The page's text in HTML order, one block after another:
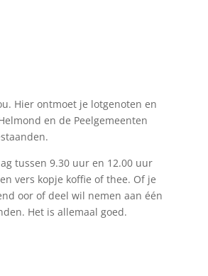
Hier ontmoet je lotgenoten en
en de Peelgemeenten
tussen 9.30 uur en 12.00 uur
vers kopje koffie of thee. Of je
oor of deel wil nemen aan één
Het is allemaal goed.